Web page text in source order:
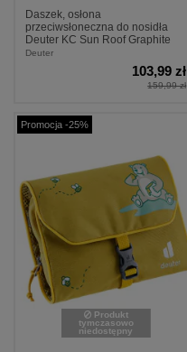
Daszek, osłona
przeciwsłoneczna do nosidła
Deuter KC Sun Roof Graphite
Deuter
103,99 zł
159,99 zł
Promocja -25%
Produkt
tymczasowo
niedostępny